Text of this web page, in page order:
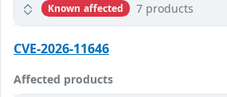
Known affected 7 products
CVE-2026-11646
Affected products